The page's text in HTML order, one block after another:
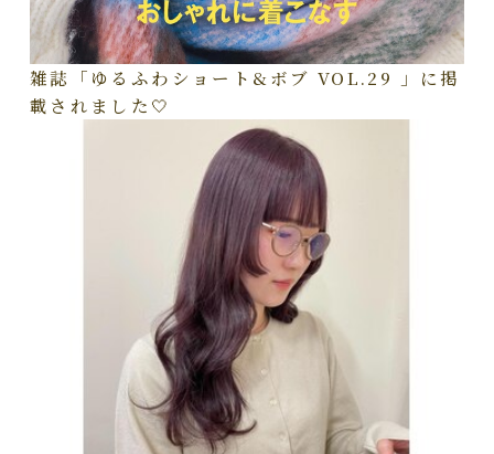
雑誌「ゆるふわショート&ボブ VOL.29 」に掲
載されました🤍